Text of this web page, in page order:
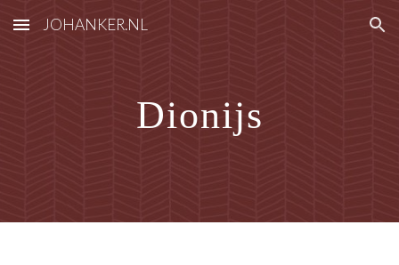
Skip to main content Skip to navigation
JOHANKER.NL
Dionijs